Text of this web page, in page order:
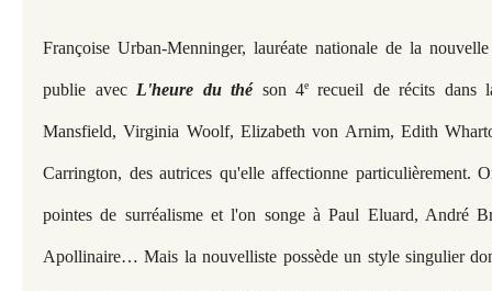
Françoise Urban-Menninger, lauréate nationale de la
publie avec L'heure du thé son 4erecueil de récits dans
Mansfield, Virginia Woolf, Elizabeth von Arnim, Edith
Carrington, des autrices qu'elle affectionne particulièrement.
pointes de surréalisme et l'on songe à Paul Eluard, André
Apollinaire… Mais la nouvelliste possède un style singulier